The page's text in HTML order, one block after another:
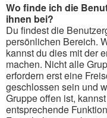
Wo finde ich die
ihnen bei?
Du findest die
persönlichen Bereich.
kannst du dies mit der
machen. Nicht alle
erfordern erst eine
geschlossen sein und
Gruppe offen ist,
entsprechende